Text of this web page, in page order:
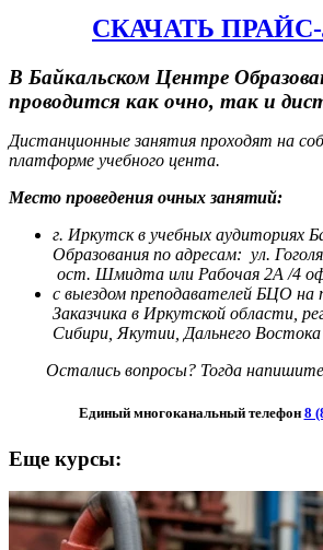
СКАЧАТЬ
В Байкальском Центре
проводится как очно, так и
Дистанционные занятия проходят на
платформе учебного цента.
Место проведения очных занятий:
г. Иркутск в учебных аудиториях
Образования по адресам: ул.
ост. Шмидта или Рабочая 2А /4
с выездом преподавателей БЦО на
Заказчика в Иркутской области,
Сибири, Якутии, Дальнего Востока
Остались вопросы? Тогда
Единый многоканальный телефон 8
Еще курсы: